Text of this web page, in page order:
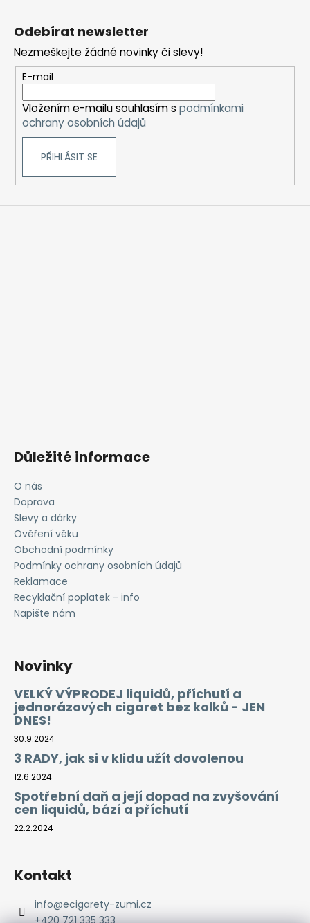
Odebírat newsletter
Nezmeškejte žádné novinky či slevy!
E-mail
Vložením e-mailu souhlasím s podmínkami
ochrany osobních údajů
PŘIHLÁSIT SE
Důležité informace
O nás
Doprava
Slevy a dárky
Ověření věku
Obchodní podmínky
Podmínky ochrany osobních údajů
Reklamace
Recyklační poplatek - info
Napište nám
Novinky
VELKÝ VÝPRODEJ liquidů, příchutí a
jednorázových cigaret bez kolků - JEN
DNES!
30.9.2024
3 RADY, jak si v klidu užít dovolenou
12.6.2024
Spotřební daň a její dopad na zvyšování
cen liquidů, bází a příchutí
22.2.2024
Kontakt
info@ecigarety-zumi.cz